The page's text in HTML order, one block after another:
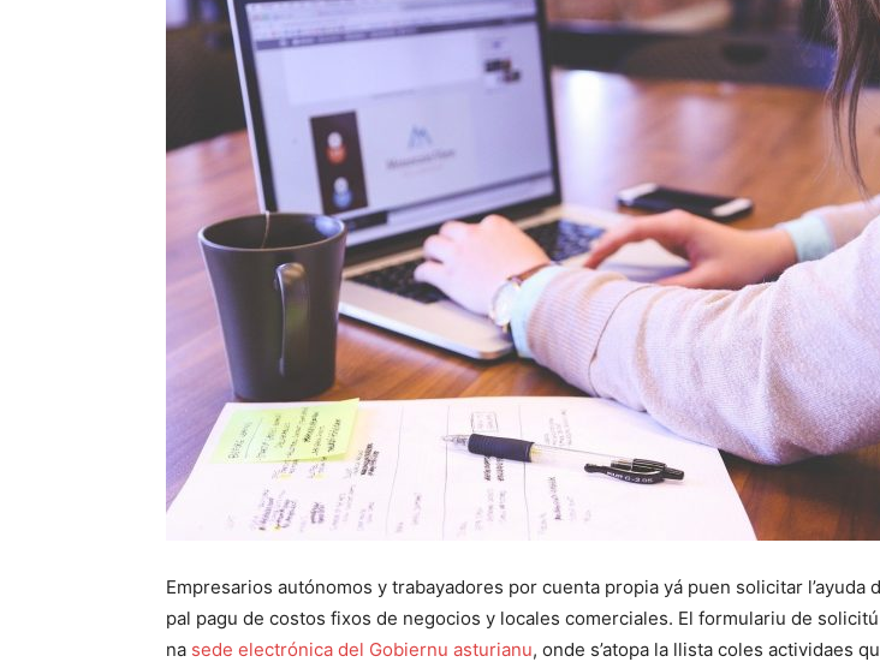
Empresarios autónomos y trabayadores por cuenta propia yá puen solicitar l’ayuda
pal pagu de costos fixos de negocios y locales comerciales. El formulariu de
na sede electrónica del Gobiernu asturianu, onde s’atopa la llista coles actividaes